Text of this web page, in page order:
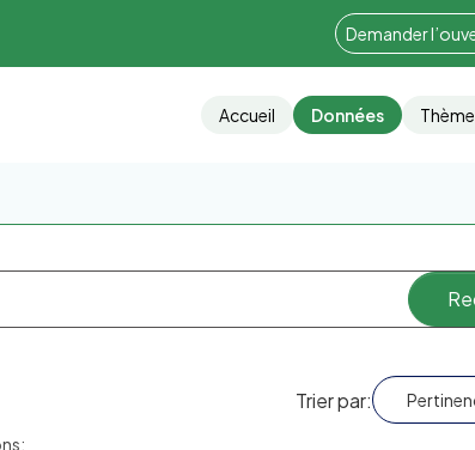
Demander
Accueil Données
Trier par